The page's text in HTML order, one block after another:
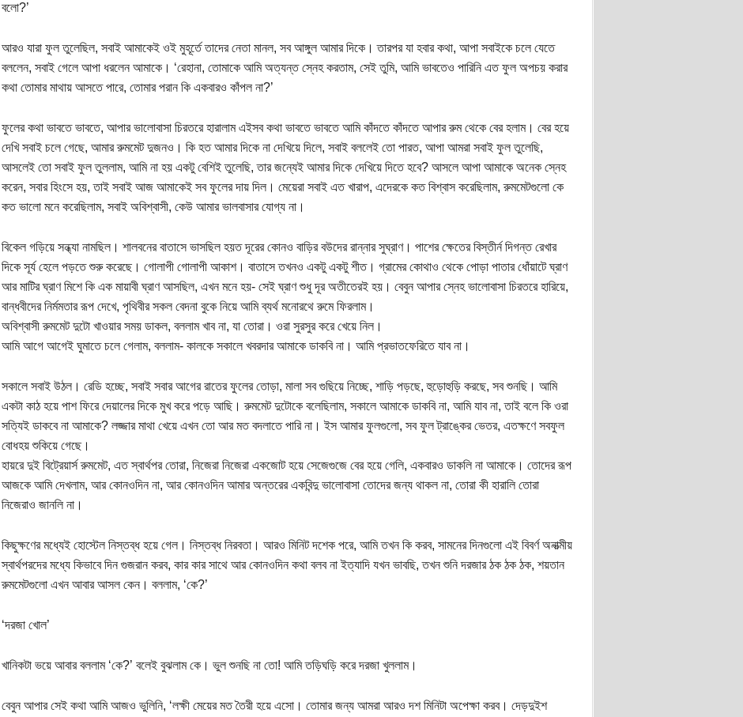
বলো?’
আরও যারা ফুল তুলেছিল, সবাই আমাকেই ওই মুহূর্তে তাদের নেতা মানল, সব আঙ্গুল আমার দিকে। তারপর যা হবার কথা, আপা সবাইকে চলে যেতে
বললেন, সবাই গেলে আপা ধরলেন আমাকে। ‘রেহানা, তোমাকে আমি অত্যন্ত স্নেহ করতাম, সেই তুমি, আমি ভাবতেও পারিনি এত ফুল অপচয় করার
কথা তোমার মাথায় আসতে পারে, তোমার পরান কি একবারও কাঁপল না?’
ফুলের কথা ভাবতে ভাবতে, আপার ভালোবাসা চিরতরে হারালাম এইসব কথা ভাবতে ভাবতে আমি কাঁদতে কাঁদতে আপার রুম থেকে বের হলাম। বের হয়ে
দেখি সবাই চলে গেছে, আমার রুমমেট দুজনও। কি হত আমার দিকে না দেখিয়ে দিলে, সবাই বললেই তো পারত, আপা আমরা সবাই ফুল তুলেছি,
আসলেই তো সবাই ফুল তুললাম, আমি না হয় একটু বেশিই তুলেছি, তার জন্যেই আমার দিকে দেখিয়ে দিতে হবে? আসলে আপা আমাকে অনেক স্নেহ
করেন, সবার হিংসে হয়, তাই সবাই আজ আমাকেই সব ফুলের দায় দিল। মেয়েরা সবাই এত খারাপ, এদেরকে কত বিশ্বাস করেছিলাম, রুমমেটগুলো কে
কত ভালো মনে করেছিলাম, সবাই অবিশ্বাসী, কেউ আমার ভালবাসার যোগ্য না।
বিকেল গড়িয়ে সন্ধ্যা নামছিল। শালবনের বাতাসে ভাসছিল হয়ত দূরের কোনও বাড়ির বউদের রান্নার সুঘ্রাণ। পাশের ক্ষেতের বিস্তীর্ন দিগন্ত রেখার
দিকে সূর্য হেলে পড়তে শুরু করেছে। গোলাপী গোলাপী আকাশ। বাতাসে তখনও একটু একটু শীত। গ্রামের কোথাও থেকে পোড়া পাতার ধোঁয়াটে ঘ্রাণ
আর মাটির ঘ্রাণ মিশে কি এক মায়াবী ঘ্রাণ আসছিল, এখন মনে হয়- সেই ঘ্রাণ শুধু দূর অতীতেরই হয়। বেবুন আপার স্নেহ ভালোবাসা চিরতরে হারিয়ে,
বান্ধবীদের নির্মমতার রূপ দেখে, পৃথিবীর সকল বেদনা বুকে নিয়ে আমি ব্যর্থ মনোরথে রুমে ফিরলাম।
অবিশ্বাসী রুমমেট দুটো খাওয়ার সময় ডাকল, বললাম খাব না, যা তোরা। ওরা সুরসুর করে খেয়ে নিল।
আমি আগে আগেই ঘুমাতে চলে গেলাম, বললাম- কালকে সকালে খবরদার আমাকে ডাকবি না। আমি প্রভাতফেরিতে যাব না।
সকালে সবাই উঠল। রেডি হচ্ছে, সবাই সবার আগের রাতের ফুলের তোড়া, মালা সব গুছিয়ে নিচ্ছে, শাড়ি পড়ছে, হুড়োহুড়ি করছে, সব শুনছি। আমি
একটা কাঠ হয়ে পাশ ফিরে দেয়ালের দিকে মুখ করে পড়ে আছি। রুমমেট দুটোকে বলেছিলাম, সকালে আমাকে ডাকবি না, আমি যাব না, তাই বলে কি ওরা
সত্যিই ডাকবে না আমাকে? লজ্জার মাথা খেয়ে এখন তো আর মত বদলাতে পারি না। ইস আমার ফুলগুলো, সব ফুল ট্রাঙ্কের ভেতর, এতক্ষণে সবফুল
বোধহয় শুকিয়ে গেছে।
হায়রে দুই বিট্রেয়ার্স রুমমেট, এত স্বার্থপর তোরা, নিজেরা নিজেরা একজোট হয়ে সেজেগুজে বের হয়ে গেলি, একবারও ডাকলি না আমাকে। তোদের রূপ
আজকে আমি দেখলাম, আর কোনওদিন না, আর কোনওদিন আমার অন্তরের একবিন্দু ভালোবাসা তোদের জন্য থাকল না, তোরা কী হারালি তোরা
নিজেরাও জানলি না।
কিছুক্ষণের মধ্যেই হোস্টেল নিস্তব্ধ হয়ে গেল। নিস্তব্ধ নিরবতা। আরও মিনিট দশেক পরে, আমি তখন কি করব, সামনের দিনগুলো এই বিবর্ণ অনাত্মীয়
স্বার্থপরদের মধ্যে কিভাবে দিন গুজরান করব, কার কার সাথে আর কোনওদিন কথা বলব না ইত্যাদি যখন ভাবছি, তখন শুনি দরজার ঠক ঠক ঠক, শয়তান
রুমমেটগুলো এখন আবার আসল কেন। বললাম, ‘কে?’
‘দরজা খোল’
খানিকটা ভয়ে আবার বললাম ‘কে?’ বলেই বুঝলাম কে। ভুল শুনছি না তো! আমি তড়িঘড়ি করে দরজা খুললাম।
বেবুন আপার সেই কথা আমি আজও ভুলিনি, ‘লক্ষী মেয়ের মত তৈরী হয়ে এসো। তোমার জন্য আমরা আরও দশ মিনিটা অপেক্ষা করব। দেড়দুইশ